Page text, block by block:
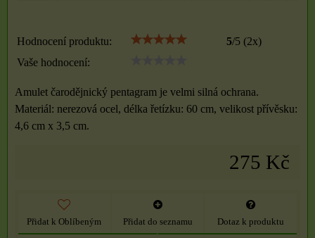
Hodnocení produktu: 5/5 (2x)
Vaše hodnocení:
Amulet čarodějnický pentagram je velmi silná ochrana.
Materiál: nerezová ocel, délka řetízku: 60 cm, velikost přívěsku:
4,6 cm x 3,5 cm.
275 Kč
Přidat k Oblíbeným Přidat do seznamu Dotaz k produktu